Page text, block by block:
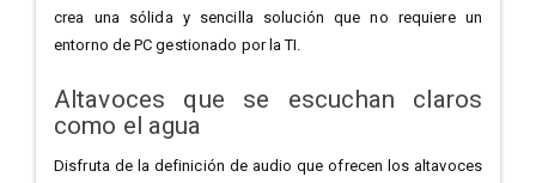
crea una sólida y sencilla solución que no requiere un
entorno de PC gestionado por la TI.
Altavoces que se escuchan claros
como el agua
Disfruta de la definición de audio que ofrecen los altavoces